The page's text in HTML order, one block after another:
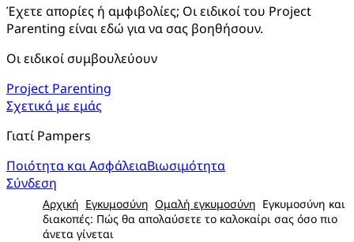
Έχετε απορίες ή αμφιβολίες; Οι ειδικοί του Project
Parenting είναι εδώ για να σας βοηθήσουν.
Οι ειδικοί συμβουλεύουν
Project Parenting
Σχετικά με εμάς
Γιατί Pampers
Ποιότητα και ΑσφάλειαΒιωσιμότητα
Σύνδεση
Αρχική Εγκυμοσύνη Ομαλή εγκυμοσύνη Εγκυμοσύνη και
διακοπές: Πώς θα απολαύσετε το καλοκαίρι σας όσο πιο
άνετα γίνεται